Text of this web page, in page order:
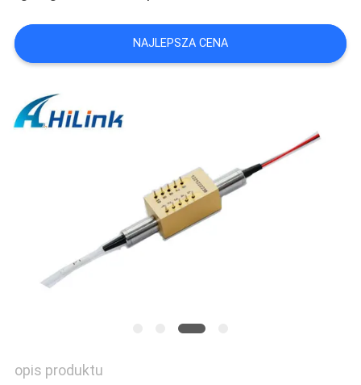
SIĘ
NAMI
POPROŚ
O
NAJLEPSZA CENA
opis produktu